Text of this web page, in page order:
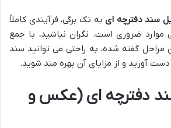
سند دفترچه ایبه تک برگی، فرآیندی کاملاً
موارد ضروری است. نگران نباشید، با جمع
گفته شده، به راحتی می توانید سند
آورید و از مزایای آن بهره مند شوید.
دفترچه ای (عکس و